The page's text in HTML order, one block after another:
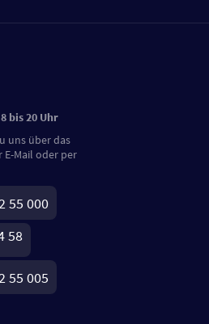
bis 20 Uhr
uns über das
E-Mail oder per
55 000
58
55 005